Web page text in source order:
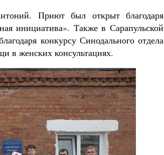
Приют был открыт благодаря
инициатива». Также в Сарапульской
конкурсу Синодального отдела
в женских консультациях.